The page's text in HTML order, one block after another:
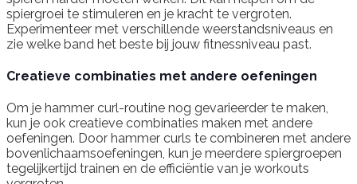
spiergroei te stimuleren en je kracht te vergroten.
Experimenteer met verschillende weerstandsniveaus en
zie welke band het beste bij jouw fitnessniveau past.
Creatieve combinaties met andere oefeningen
Om je hammer curl-routine nog gevarieerder te maken,
kun je ook creatieve combinaties maken met andere
oefeningen. Door hammer curls te combineren met andere
bovenlichaamsoefeningen, kun je meerdere spiergroepen
tegelijkertijd trainen en de efficiëntie van je workouts